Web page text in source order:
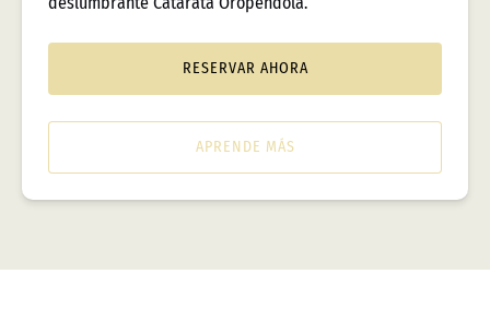
RESERVAR AHORA
APRENDE MÁS